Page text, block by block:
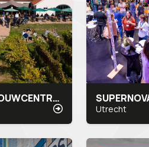
HET WIJNBOUWCENTRUM
Utrecht